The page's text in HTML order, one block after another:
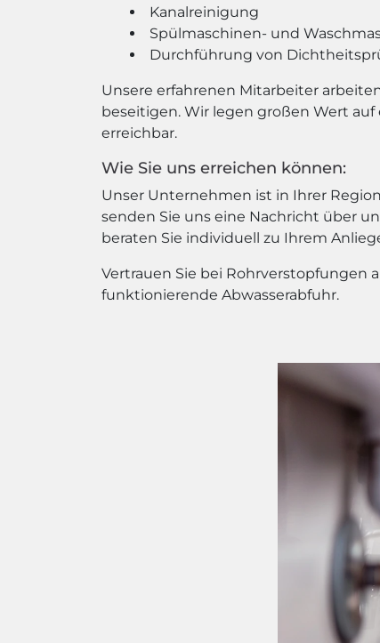
Kanalreinigung
Spülmaschinen- und
Durchführung von
Unsere erfahrenen Mitarbeiter
beseitigen. Wir legen großen Wert
erreichbar.
Wie Sie uns erreichen können:
Unser Unternehmen ist in Ihrer
senden Sie uns eine Nachricht über
beraten Sie individuell zu Ihrem
Vertrauen Sie bei Rohrverstopfungen
funktionierende Abwasserabfuhr.